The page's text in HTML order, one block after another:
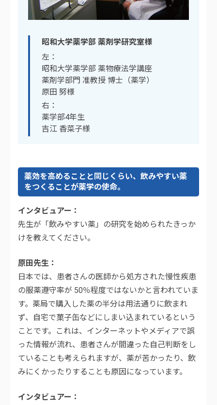
昭和大学薬学部 薬剤学研究室様
左：
昭和大学薬学部 薬物療法学講座
薬剤学部門 准教授 博士（薬学）
原田 努様
右：
薬学部4年生
吉江 香菜子様
薬効を高めることと同じくらい、飲みやすい薬
をつくることが薬学の使命。
インタビュアー
先生が「飲みやすい薬」の研究を始められたきっか
けを教えてください。
原田先生
日本では、患者さんの医師から処方された慢性疾患
の服薬遵守率が 50％程度ではないかと言われていま
す。薬局で購入した薬の半分は用法通りに飲まれ
ず、自宅で菓子缶などにしまい込まれているという
ことです。これは、インターネットやメディアで誤
った情報が流れ、患者さんが間違った自己判断をし
ていることも考えられますが、薬が苦かったり、飲
みにくかったりすることも原因になっています。
インタビュアー